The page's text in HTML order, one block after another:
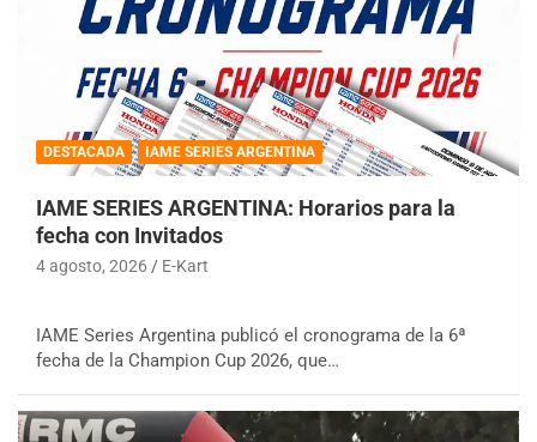
DESTACADA IAME SERIES ARGENTINA
IAME SERIES ARGENTINA: Horarios para la
fecha con Invitados
4 agosto, 2026 E-Kart
IAME Series Argentina publicó el cronograma de la 6ª
fecha de la Champion Cup 2026, que…